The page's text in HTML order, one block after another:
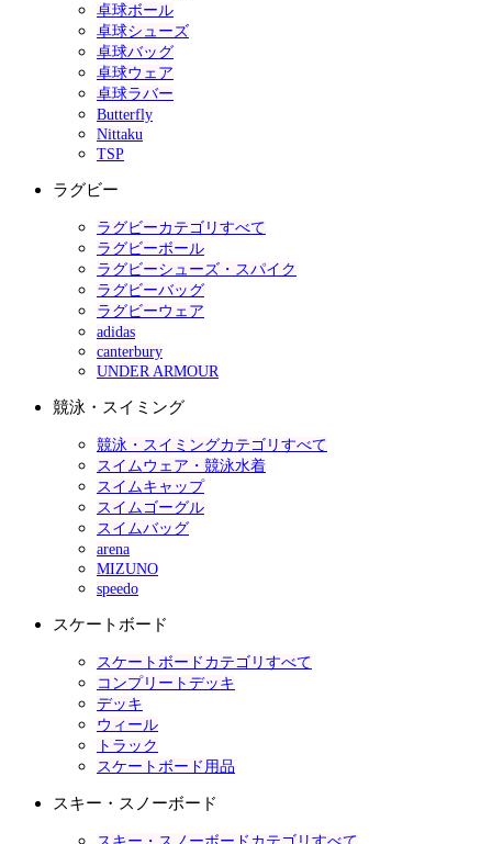
卓球ボール
卓球シューズ
卓球バッグ
卓球ウェア
卓球ラバー
Butterfly
Nittaku
TSP
ラグビー
ラグビーカテゴリすべて
ラグビーボール
ラグビーシューズ・スパイク
ラグビーバッグ
ラグビーウェア
adidas
canterbury
UNDER ARMOUR
競泳・スイミング
競泳・スイミングカテゴリすべて
スイムウェア・競泳水着
スイムキャップ
スイムゴーグル
スイムバッグ
arena
MIZUNO
speedo
スケートボード
スケートボードカテゴリすべて
コンプリートデッキ
デッキ
ウィール
トラック
スケートボード用品
スキー・スノーボード